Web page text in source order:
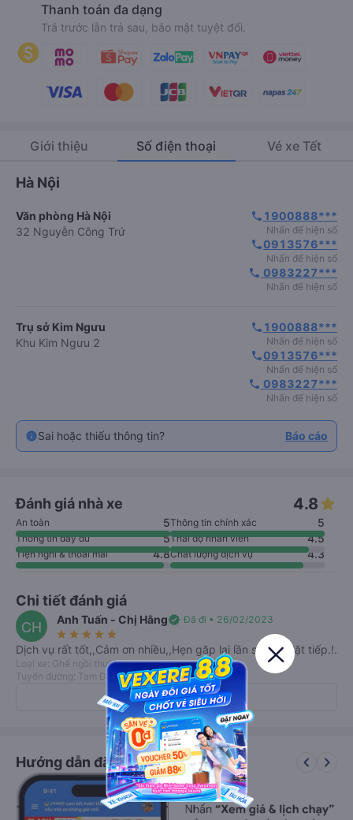
Thanh toán đa dạng
Trả trước lẫn trả sau, bảo mật tuyệt đối.
Giới thiệu Số điện thoại Vé xe Tết
Hà Nội
Văn phòng Hà Nội
32 Nguyễn Công Trứ
phone 1900888***
Nhấn để hiện số
phone0913576***
Nhấn để hiện số
phone 0983227***
Nhấn để hiện số
Trụ sở Kim Ngưu
Khu Kim Ngưu 2
phone 1900888***
Nhấn để hiện số
phone0913576***
Nhấn để hiện số
phone 0983227***
Nhấn để hiện số
Sai hoặc thiếu thông tin? Báo cáo
Đánh giá nhà xe 4.8
An toàn 5Thông tin chính xác 5
Thông tin đầy đủ 5Thái độ nhân viên 4.5
Tiện nghi & thoải mái 4.8Chất lượng dịch vụ 4.3
Chi tiết đánh giá
CH Anh Tuấn - Chị Hằngverified Đã đi • 26/02/2023
star_rate star_rate star_rate star_rate star_rate
Dịch vụ rất tốt,,Cảm ơn nhiều,,Hẹn gặp lại lần sau sẽ đặt tiếp.!.
Loại xe: Ghế ngồi thường
Tuyến đường: Tam Đảo - Hà Nội
Xem tất cả 4 đánh giá
Hướng dẫn đặt vé keyboard_arrow_left keyboard_arrow_right